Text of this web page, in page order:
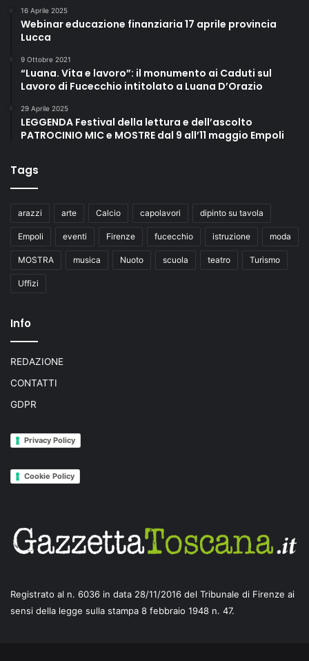
16 Aprile 2025
Webinar educazione finanziaria 17 aprile provincia
Lucca
9 Ottobre 2021
“Luana. Vita e lavoro”: il monumento ai Caduti sul
Lavoro di Fucecchio intitolato a Luana D’Orazio
29 Aprile 2025
LEGGENDA Festival della lettura e dell’ascolto
PATROCINIO MIC e MOSTRE dal 9 all’11 maggio Empoli
Tags
arazzi arte Calcio capolavori dipinto su tavola
Empoli eventi Firenze fucecchio istruzione moda
MOSTRA musica Nuoto scuola teatro Turismo
Uffizi
Info
REDAZIONE
CONTATTI
GDPR
Privacy Policy
Cookie Policy
Registrato al n. 6036 in data 28/11/2016 del Tribunale di Firenze ai
sensi della legge sulla stampa 8 febbraio 1948 n. 47.